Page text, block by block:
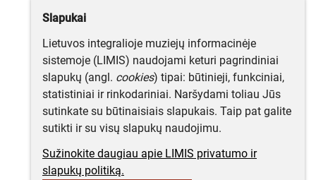
Slapukai
Lietuvos integralioje muziejų informacinėje
sistemoje (LIMIS) naudojami keturi pagrindiniai
slapukų (angl. cookies) tipai: būtinieji, funkciniai,
statistiniai ir rinkodariniai. Naršydami toliau Jūs
sutinkate su būtinaisiais slapukais. Taip pat galite
sutikti ir su visų slapukų naudojimu.
Sužinokite daugiau apie LIMIS privatumo ir
slapukų politiką.